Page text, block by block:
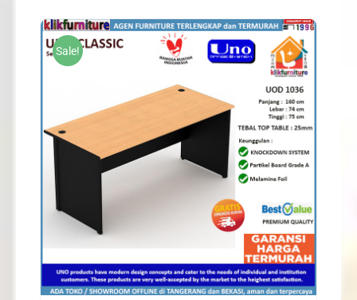
Rp939,000. Rp892,000.
Sale!